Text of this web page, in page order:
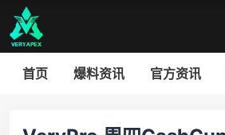
首页 爆料资讯 官方资讯